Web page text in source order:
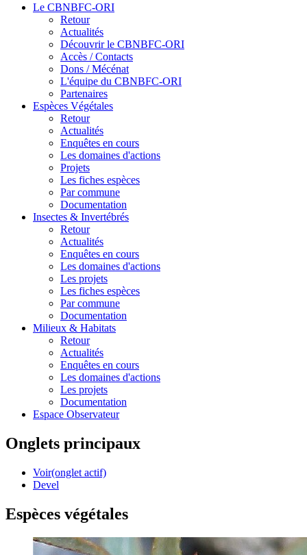
Le CBNBFC-ORI
Retour
Actualités
Découvrir le CBNBFC-ORI
Accès / Contacts
Dons / Mécénat
L'équipe du CBNBFC-ORI
Partenaires
Espèces Végétales
Retour
Actualités
Enquêtes en cours
Les domaines d'actions
Projets
Les fiches espèces
Par commune
Documentation
Insectes & Invertébrés
Retour
Actualités
Enquêtes en cours
Les domaines d'actions
Les projets
Les fiches espèces
Par commune
Documentation
Milieux & Habitats
Retour
Actualités
Enquêtes en cours
Les domaines d'actions
Les projets
Documentation
Espace Observateur
Onglets principaux
Voir(onglet actif)
Devel
Espèces végétales